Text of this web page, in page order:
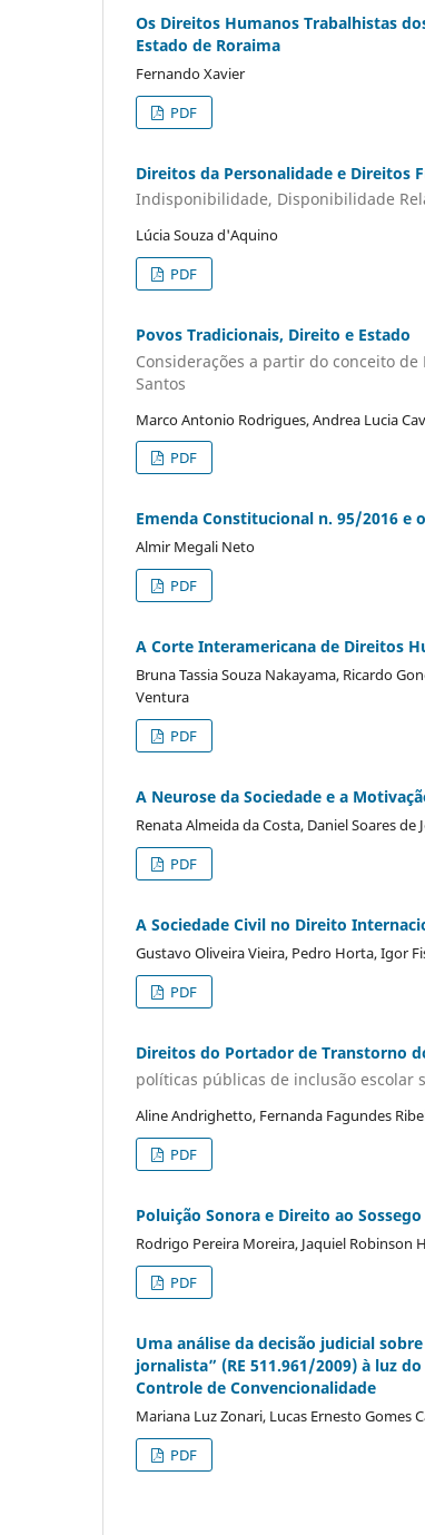
Os Direitos Humanos Trabalhistas
Estado de Roraima
Fernando Xavier
PDF
Direitos da Personalidade e Direitos
Indisponibilidade, Disponibilidade
Lúcia Souza d'Aquino
PDF
Povos Tradicionais, Direito e Estado
Considerações a partir do conceito
Santos
Marco Antonio Rodrigues, Andrea Lucia
PDF
Emenda Constitucional n. 95/2016 e
Almir Megali Neto
PDF
A Corte Interamericana de Direitos
Bruna Tassia Souza Nakayama, Ricardo
Ventura
PDF
A Neurose da Sociedade e a
Renata Almeida da Costa, Daniel Soares de
PDF
A Sociedade Civil no Direito
Gustavo Oliveira Vieira, Pedro Horta, Igor
PDF
Direitos do Portador de Transtorno
políticas públicas de inclusão escolar
Aline Andrighetto, Fernanda Fagundes
PDF
Poluição Sonora e Direito ao Sossego
Rodrigo Pereira Moreira, Jaquiel Robinson
PDF
Uma análise da decisão judicial
jornalista” (RE 511.961/2009) à luz
Controle de Convencionalidade
Mariana Luz Zonari, Lucas Ernesto Gomes
PDF